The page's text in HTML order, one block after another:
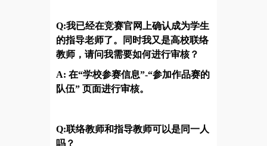
Q:我已经在竞赛官网上确认成为学生
的指导老师了。同时我又是高校联络
教师，请问我需要如何进行审核？
A: 在“学校参赛信息”-“参加作品赛的
队伍” 页面进行审核。
Q:联络教师和指导教师可以是同一人
吗？